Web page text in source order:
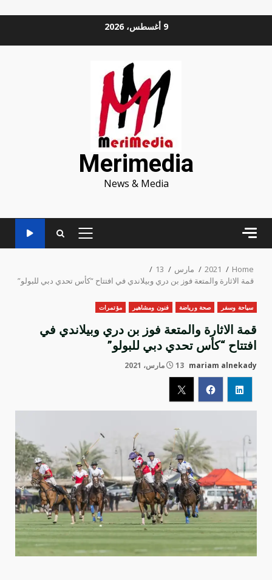
9 أغسطس، 2026
Merimedia
News & Media
PRIMARY
Home
2021 مارس
13
قمة الاثارة والمتعة فوز بن دري وبيلاندي في افتتاح “كأس تحدي دبي للبولو”
سياحة وسفر صحة ورياضة فنون ومشاهير مؤتمرات
قمة الاثارة والمتعة فوز بن دري وبيلاندي في
افتتاح “كأس تحدي دبي للبولو”
mariam alnekady 13 مارس، 2021